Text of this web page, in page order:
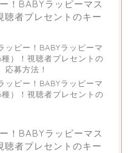
！BABYラッピーマス
聴者プレセントのキー
ッピー！BABYラッピーマ
）！視聴者プレセントの
募方法！
ッピー！BABYラッピーマ
）！視聴者プレセントの
！BABYラッピーマス
聴者プレセントのキー